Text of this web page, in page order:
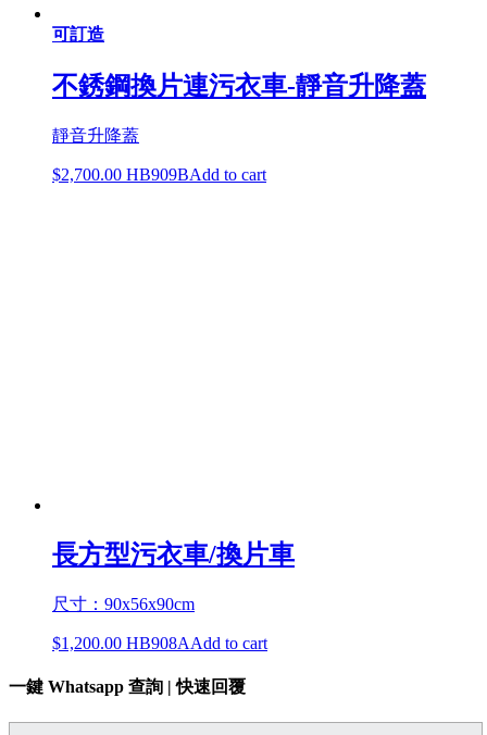
可訂造
不銹鋼換片連污衣車-靜音升降蓋
靜音升降蓋
$2,700.00 HB909BAdd to cart
長方型污衣車/換片車
尺寸：90x56x90cm
$1,200.00 HB908AAdd to cart
一鍵 Whatsapp 查詢 | 快速回覆